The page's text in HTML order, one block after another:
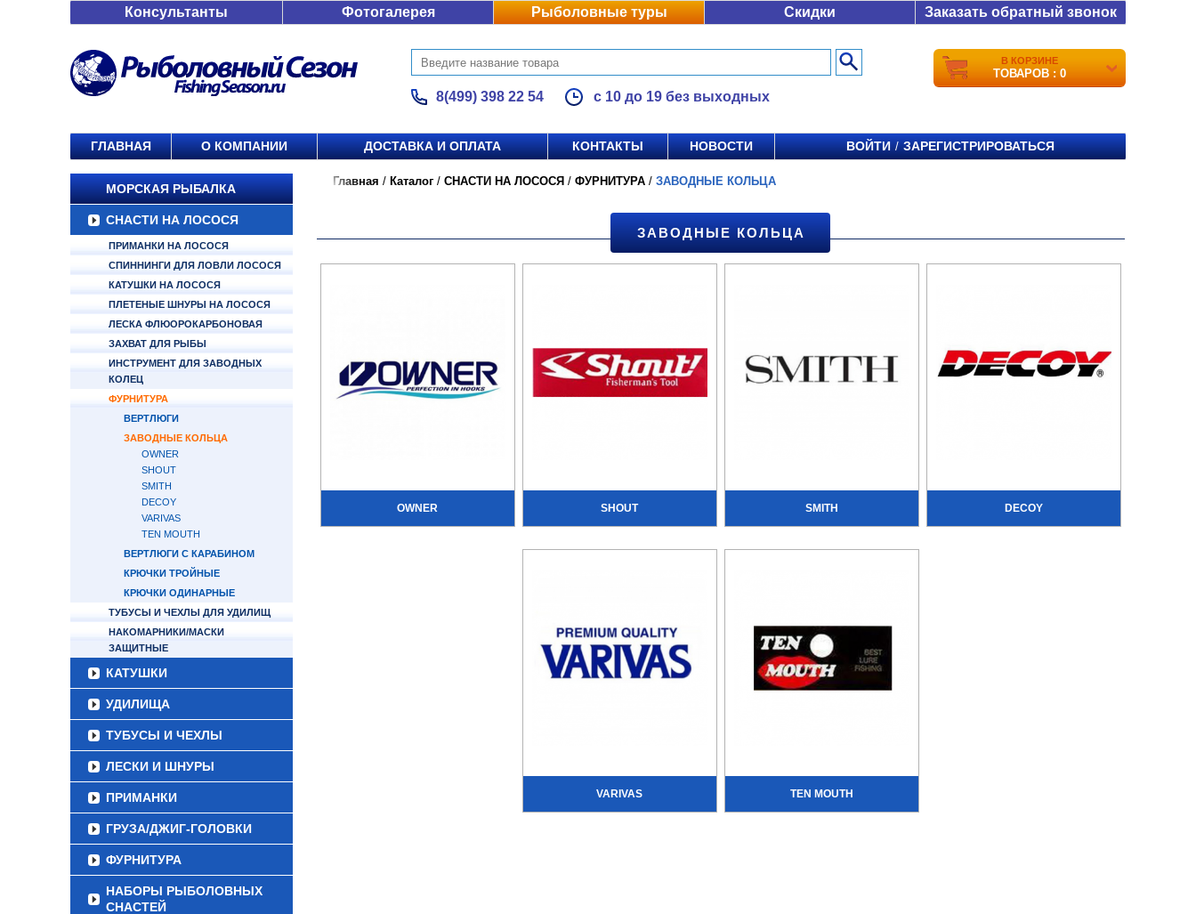
Консультанты Фотогалерея Рыболовные туры Скидки Заказать обратный звонок
8(499) 398 22 54 с 10 до 19 без выходных
В КОРЗИНЕ
ТОВАРОВ : 0
ГЛАВНАЯ О КОМПАНИИ ДОСТАВКА И ОПЛАТА КОНТАКТЫ НОВОСТИ ВОЙТИ / ЗАРЕГИСТРИРОВАТЬСЯ
МОРСКАЯ РЫБАЛКА
СНАСТИ НА ЛОСОСЯ
ПРИМАНКИ НА ЛОСОСЯ
СПИННИНГИ ДЛЯ ЛОВЛИ ЛОСОСЯ
КАТУШКИ НА ЛОСОСЯ
ПЛЕТЕНЫЕ ШНУРЫ НА ЛОСОСЯ
ЛЕСКА ФЛЮОРОКАРБОНОВАЯ
ЗАХВАТ ДЛЯ РЫБЫ
ИНСТРУМЕНТ ДЛЯ ЗАВОДНЫХ
КОЛЕЦ
ФУРНИТУРА
ВЕРТЛЮГИ
ЗАВОДНЫЕ КОЛЬЦА
OWNER
SHOUT
SMITH
DECOY
VARIVAS
TEN MOUTH
ВЕРТЛЮГИ С КАРАБИНОМ
КРЮЧКИ ТРОЙНЫЕ
КРЮЧКИ ОДИНАРНЫЕ
ТУБУСЫ И ЧЕХЛЫ ДЛЯ УДИЛИЩ
НАКОМАРНИКИ/МАСКИ
ЗАЩИТНЫЕ
КАТУШКИ
УДИЛИЩА
ТУБУСЫ И ЧЕХЛЫ
ЛЕСКИ И ШНУРЫ
ПРИМАНКИ
ГРУЗА/ДЖИГ-ГОЛОВКИ
ФУРНИТУРА
НАБОРЫ РЫБОЛОВНЫХ
СНАСТЕЙ
Главная / Каталог / СНАСТИ НА ЛОСОСЯ / ФУРНИТУРА / ЗАВОДНЫЕ КОЛЬЦА
ЗАВОДНЫЕ КОЛЬЦА
OWNER SHOUT SMITH DECOY
VARIVAS TEN MOUTH